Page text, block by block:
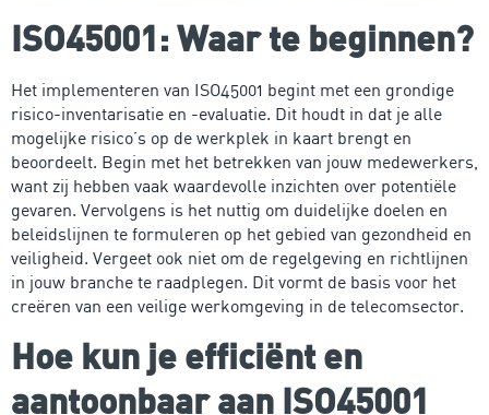
ISO45001: Waar te beginnen?
Het implementeren van ISO45001 begint met een grondige
risico-inventarisatie en -evaluatie. Dit houdt in dat je alle
mogelijke risico’s op de werkplek in kaart brengt en
beoordeelt. Begin met het betrekken van jouw medewerkers,
want zij hebben vaak waardevolle inzichten over potentiële
gevaren. Vervolgens is het nuttig om duidelijke doelen en
beleidslijnen te formuleren op het gebied van gezondheid en
veiligheid. Vergeet ook niet om de regelgeving en richtlijnen
in jouw branche te raadplegen. Dit vormt de basis voor het
creëren van een veilige werkomgeving in de telecomsector.
Hoe kun je efficiënt en
aantoonbaar aan ISO45001